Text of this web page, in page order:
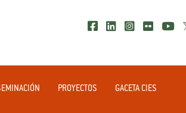
PROYECTOS GACETA CIES